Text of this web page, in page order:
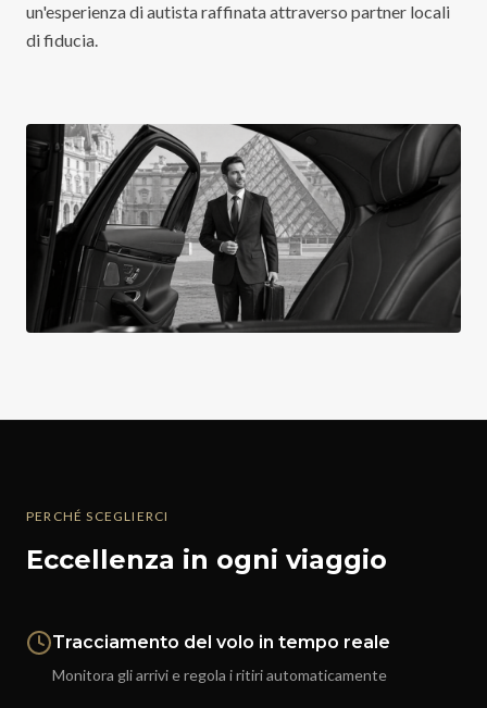
un'esperienza di autista raffinata attraverso partner locali
di fiducia.
PERCHÉ SCEGLIERCI
Eccellenza in ogni viaggio
Tracciamento del volo in tempo reale
Monitora gli arrivi e regola i ritiri automaticamente